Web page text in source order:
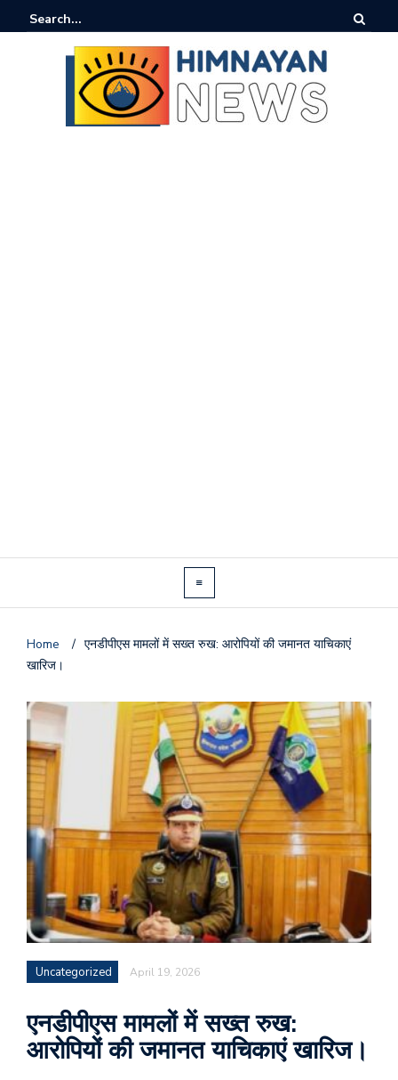
Home / एनडीपीएस मामलों में सख्त रुख: आरोपियों की जमानत याचिकाएं
खारिज।
Uncategorized April 19, 2026
एनडीपीएस मामलों में सख्त रुख:
आरोपियों की जमानत याचिकाएं खारिज।